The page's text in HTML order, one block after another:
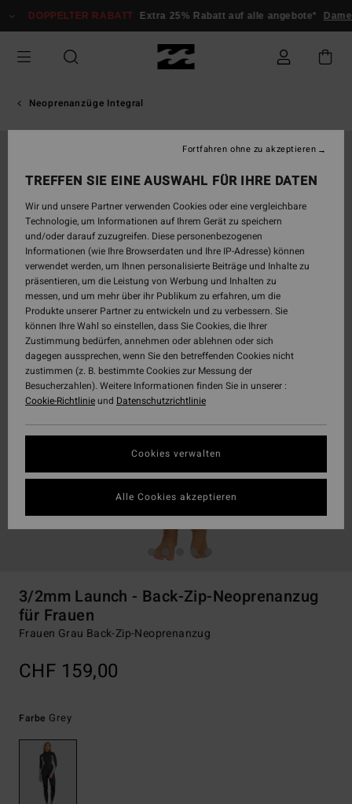
zur
springen
DOPPELTER RABATT Extra 25% Rabatt auf alle angebote* Damen
Neoprenanzüge Integral
3/2mm Launch - Back-Zip-Neoprenanzug
für Frauen
Frauen Grau Back-Zip-Neoprenanzug
CHF 159,00
Farbe Grey
TREFFEN SIE EINE AUSWAHL FÜR IHRE DATEN
Wir und unsere Partner verwenden Cookies oder eine vergleichbare
Technologie, um Informationen auf Ihrem Gerät zu speichern
und/oder darauf zuzugreifen. Diese personenbezogenen
Informationen (wie Ihre Browserdaten und Ihre IP-Adresse) können
verwendet werden, um Ihnen personalisierte Beiträge und Inhalte zu
präsentieren, um die Leistung von Werbung und Inhalten zu
messen, und um mehr über ihr Publikum zu erfahren, um die
Produkte unserer Partner zu entwickeln und zu verbessern. Sie
können Ihre Wahl so einstellen, dass Sie Cookies, die Ihrer
Zustimmung bedürfen, annehmen oder ablehnen oder sich
dagegen aussprechen, wenn Sie den betreffenden Cookies nicht
zustimmen (z. B. bestimmte Cookies zur Messung der
Besucherzahlen). Weitere Informationen finden Sie in unserer :
Cookie-Richtlinieund Datenschutzrichtlinie
Cookies verwalten
Fortfahren ohne zu akzeptieren
Alle Cookies akzeptieren